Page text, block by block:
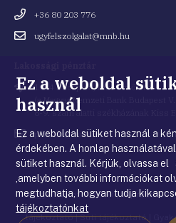
Telefonszám
+36 80 203 776
Emailugyfelszolgalat@mnb.hu
Cím 1054 Budapest, Kiss Ernő utca 1.
(a Magyar Nemzeti Bank Budapest V.
8-9. szám alatti székházának Kiss
Email
cím
penztar@mnb.hu
© Magyar Nemzeti Bank |Impresszum
tájékoztató|Süti tájékoztató|
Ez a weboldal
használ
Ez a weboldal sütiket használ a
érdekében. A honlap
sütiket használ. Kérjük, olvassa
,amelyben további információkat
megtudhatja, hogyan tudja
tájékoztatónkat